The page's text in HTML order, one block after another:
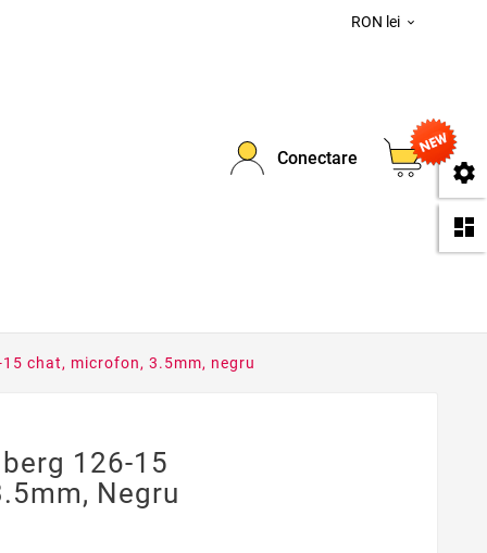
RON lei 
Conectare
0
chat, microfon, 3.5mm, negru
126-15
Negru